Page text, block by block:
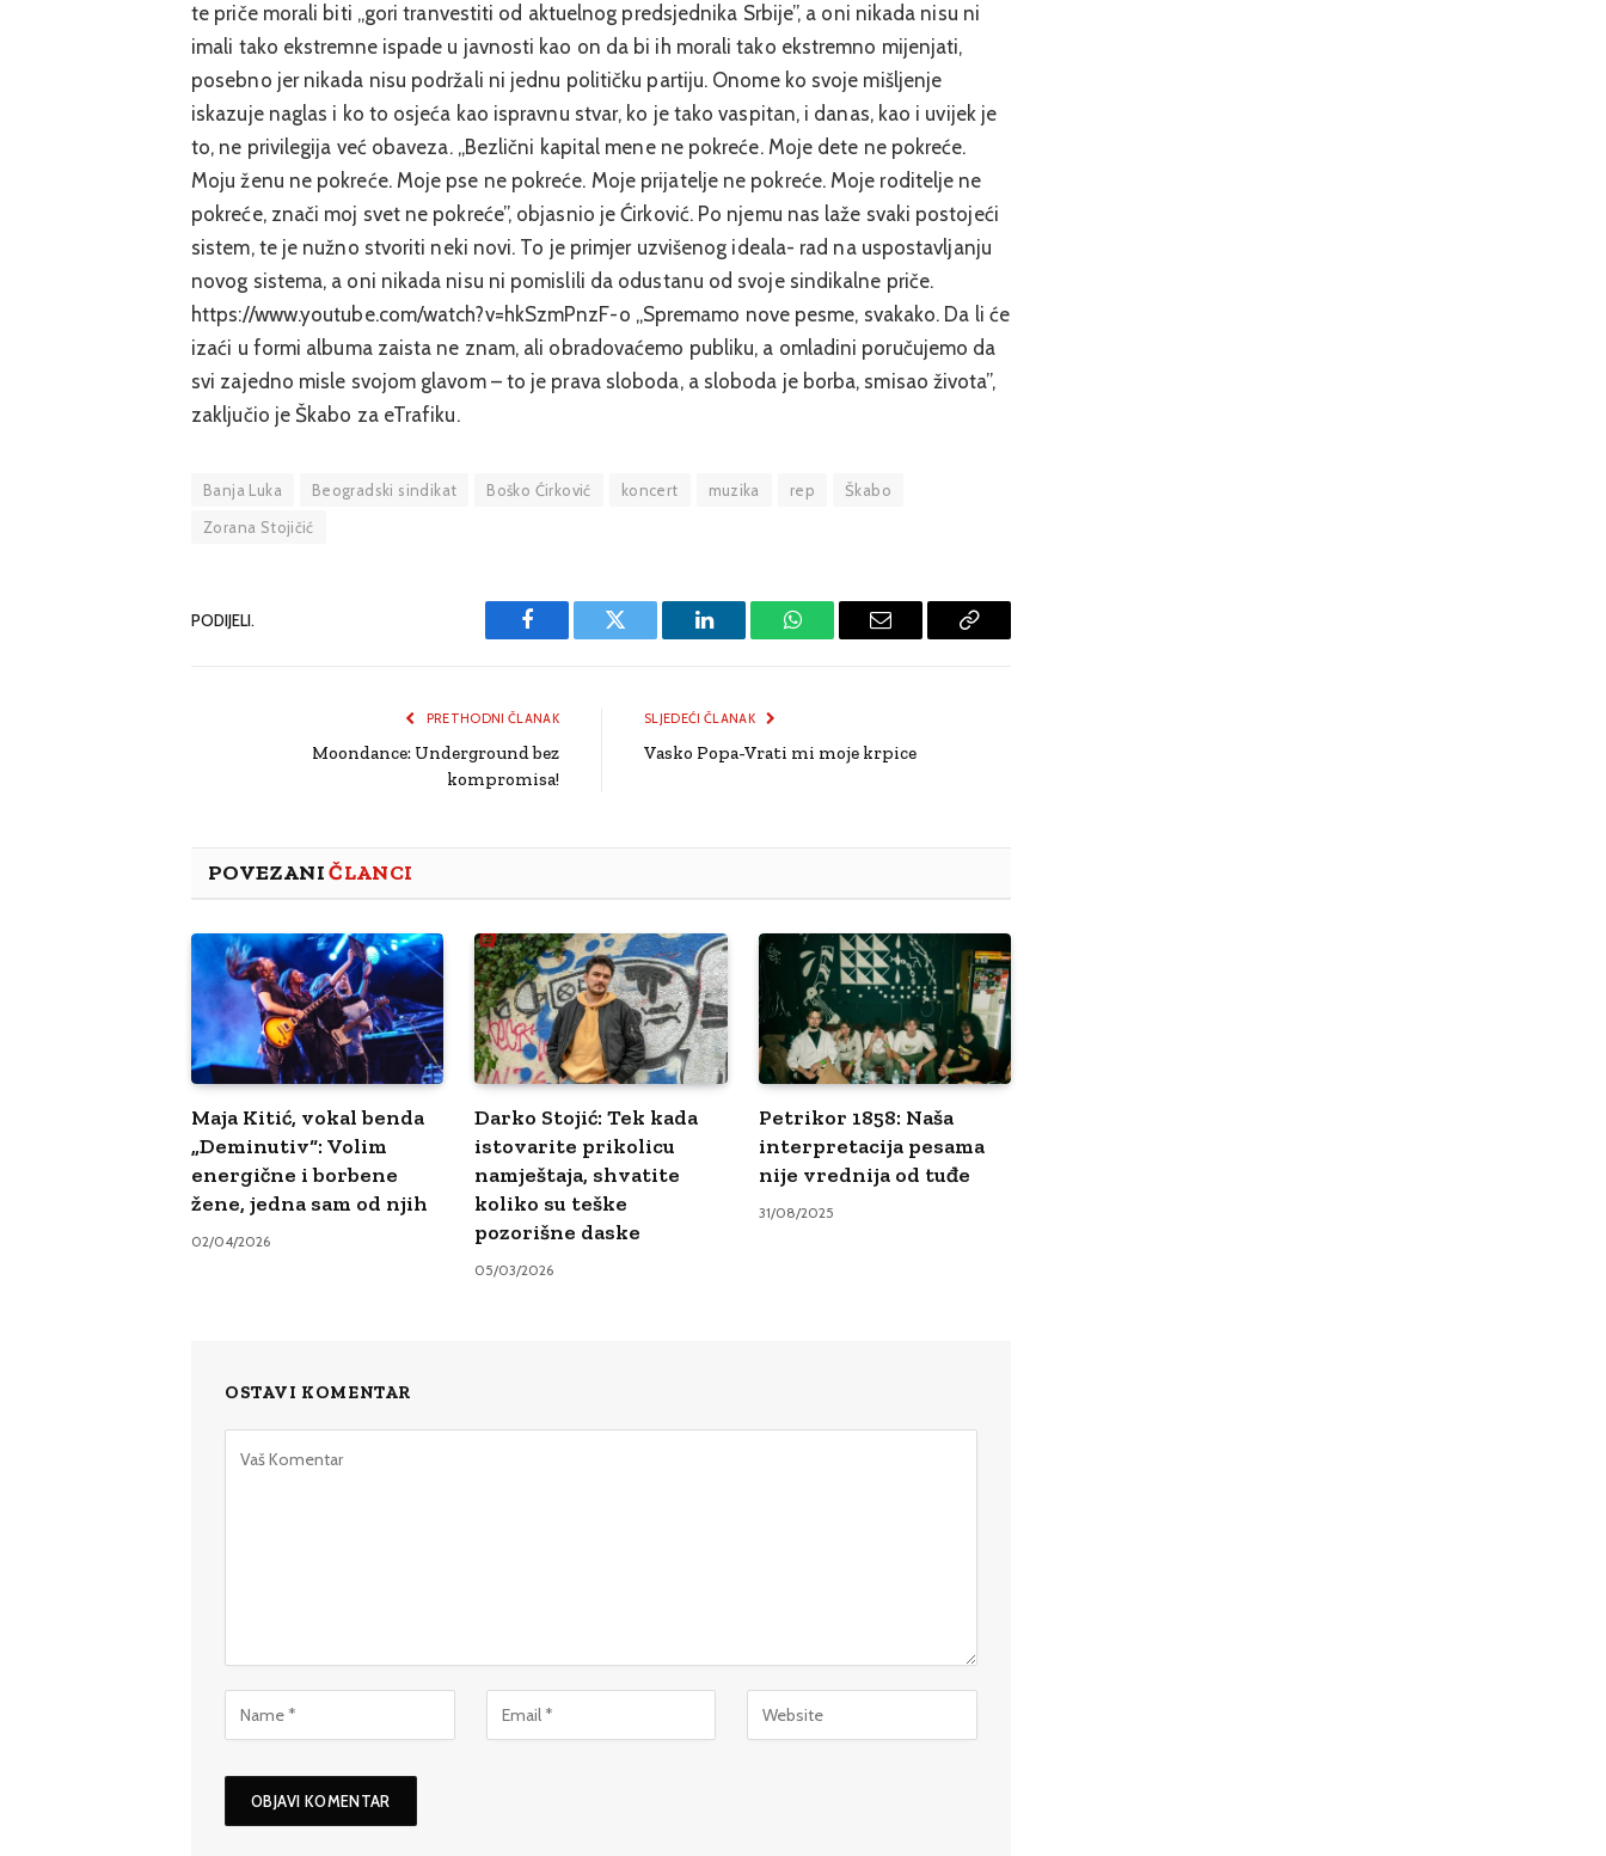
te priče morali biti „gori tranvestiti od aktuelnog predsjednika Srbije”, a oni nikada nisu ni
imali tako ekstremne ispade u javnosti kao on da bi ih morali tako ekstremno mijenjati,
posebno jer nikada nisu podržali ni jednu političku partiju. Onome ko svoje mišljenje
iskazuje naglas i ko to osjeća kao ispravnu stvar, ko je tako vaspitan, i danas, kao i uvijek je
to, ne privilegija već obaveza. „Bezlični kapital mene ne pokreće. Moje dete ne pokreće.
Moju ženu ne pokreće. Moje pse ne pokreće. Moje prijatelje ne pokreće. Moje roditelje ne
pokreće, znači moj svet ne pokreće”, objasnio je Ćirković. Po njemu nas laže svaki postojeći
sistem, te je nužno stvoriti neki novi. To je primjer uzvišenog ideala- rad na uspostavljanju
novog sistema, a oni nikada nisu ni pomislili da odustanu od svoje sindikalne priče.
https://www.youtube.com/watch?v=hkSzmPnzF-o „Spremamo nove pesme, svakako. Da li će
izaći u formi albuma zaista ne znam, ali obradovaćemo publiku, a omladini poručujemo da
svi zajedno misle svojom glavom – to je prava sloboda, a sloboda je borba, smisao života”,
zaključio je Škabo za eTrafiku.
Banja Luka Beogradski sindikat Boško Ćirković koncert muzika rep
Škabo
Zorana Stojičić
PODIJELI.
Facebook Twitter LinkedIn WhatsAppEmail
Copy
PRETHODNI ČLANAK
Moondance: Underground bez
kompromisa!
SLJEDEĆI ČLANAK
Vasko Popa-Vrati mi moje krpice
POVEZANIČLANCI
Maja Kitić, vokal benda
„Deminutiv“: Volim
energične i borbene
žene, jedna sam od njih
02/04/2026
Darko Stojić: Tek kada
istovarite prikolicu
namještaja, shvatite
koliko su teške
pozorišne daske
05/03/2026
Petrikor 1858: Naša
interpretacija pesama
nije vrednija od tuđe
31/08/2025
OSTAVI KOMENTAR